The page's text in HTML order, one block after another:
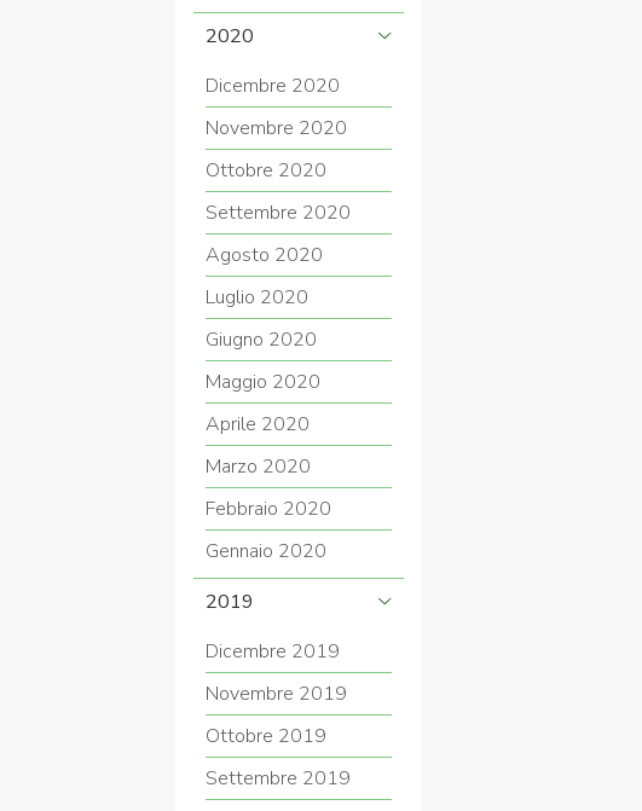
2020
Dicembre 2020
Novembre 2020
Ottobre 2020
Settembre 2020
Agosto 2020
Luglio 2020
Giugno 2020
Maggio 2020
Aprile 2020
Marzo 2020
Febbraio 2020
Gennaio 2020
2019
Dicembre 2019
Novembre 2019
Ottobre 2019
Settembre 2019